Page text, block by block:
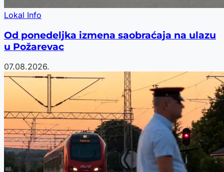
Lokal Info
Od ponedeljka izmena saobraćaja na ulazu
u Požarevac
07.08.2026.